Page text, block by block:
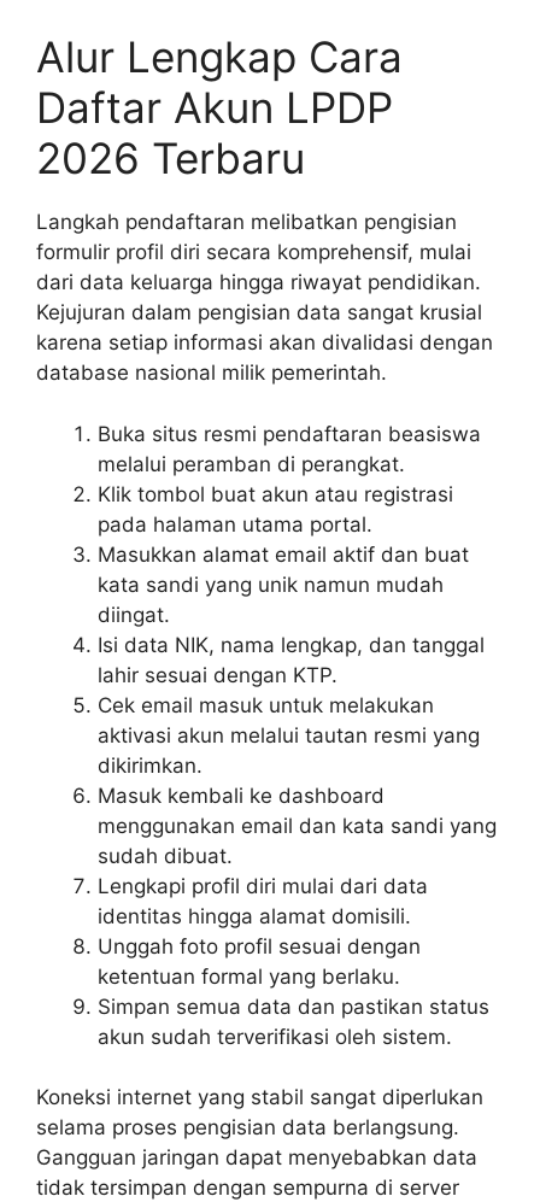
Alur Lengkap Cara
Daftar Akun LPDP
2026 Terbaru
Langkah pendaftaran melibatkan pengisian
formulir profil diri secara komprehensif, mulai
dari data keluarga hingga riwayat pendidikan.
Kejujuran dalam pengisian data sangat krusial
karena setiap informasi akan divalidasi dengan
database nasional milik pemerintah.
Buka situs resmi pendaftaran beasiswa
melalui peramban di perangkat.
Klik tombol buat akun atau registrasi
pada halaman utama portal.
Masukkan alamat email aktif dan buat
kata sandi yang unik namun mudah
diingat.
Isi data NIK, nama lengkap, dan tanggal
lahir sesuai dengan KTP.
Cek email masuk untuk melakukan
aktivasi akun melalui tautan resmi yang
dikirimkan.
Masuk kembali ke dashboard
menggunakan email dan kata sandi yang
sudah dibuat.
Lengkapi profil diri mulai dari data
identitas hingga alamat domisili.
Unggah foto profil sesuai dengan
ketentuan formal yang berlaku.
Simpan semua data dan pastikan status
akun sudah terverifikasi oleh sistem.
Koneksi internet yang stabil sangat diperlukan
selama proses pengisian data berlangsung.
Gangguan jaringan dapat menyebabkan data
tidak tersimpan dengan sempurna di server